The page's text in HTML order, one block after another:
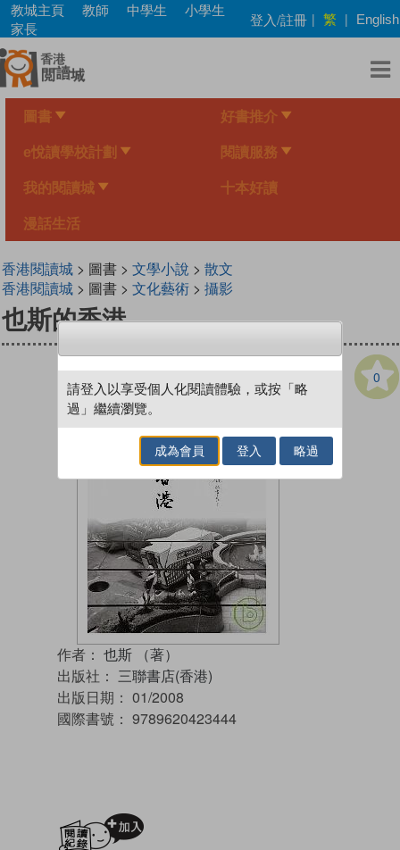
Skip
main
content
教城主頁 教師 中學生
小學生
家長
登入/註冊 | 繁 | English
圖書 好書推介
e悅讀學校計劃 閱讀服務
我的閱讀城 十本好讀
漫話生活
香港閱讀城> 圖書 > 文學小說 > 散文
香港閱讀城> 圖書 > 文化藝術> 攝影
也斯的香港
0
作者： 也斯 （著）
出版社： 三聯書店(香港)
出版日期： 01/2008
國際書號： 9789620423444
請登入以享受個人化閱讀體驗，或按「略
過」繼續瀏覽。
成為會員 登入 略過